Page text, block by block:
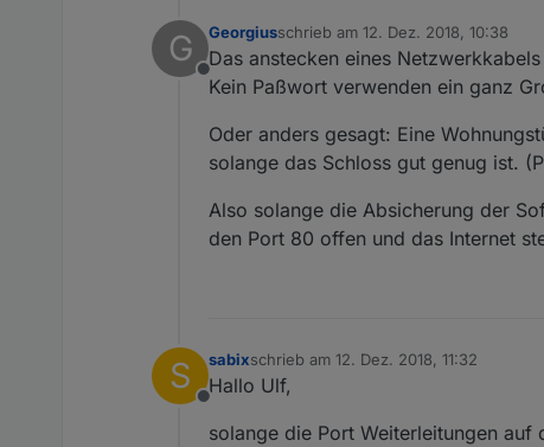
G
Offline
Georgiusschrieb am 12. Dez. 2018, 10:38
zuletzt editiert von
Das anstecken eines
Kein Paßwort verwenden ein ganz
Oder anders gesagt: Eine
solange das Schloss gut genug ist.
Also solange die Absicherung der
den Port 80 offen und das Internet
S
Offline
sabixschrieb am 12. Dez. 2018, 11:32
zuletzt editiert von
Hallo Ulf,
solange die Port Weiterleitungen auf